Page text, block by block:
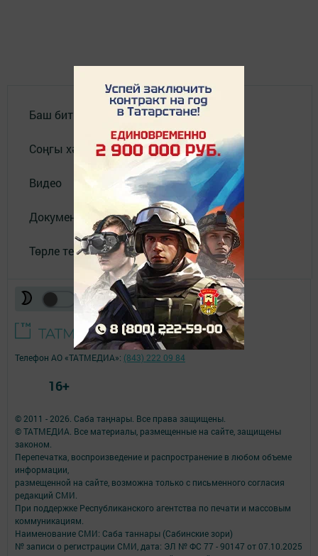
Баш бит
Соңгы хәбәрләр
Видео
Документлар
Төрле темалар
© 2011 - 2026. Саба таңнары. Все права защищены.
© ТАТМЕДИА. Все материалы, размещенные на сайте, защищены
законом.
Перепечатка, воспроизведение и распространение в любом объеме
информации,
размещенной на сайте, возможна только с письменного согласия
редакций СМИ.
При поддержке Республиканского агентства по печати и массовым
коммуникациям.
Наименование СМИ: Саба таннары (Сабинские зори)
№ записи о регистрации СМИ, дата: ЭЛ № ФС 77 - 90147 от 07.10.2025
Телефон АО «ТАТМЕДИА»: (843) 222 09 84
16+